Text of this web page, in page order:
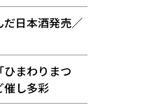
だ日本酒発売／
まわりまつ
し多彩